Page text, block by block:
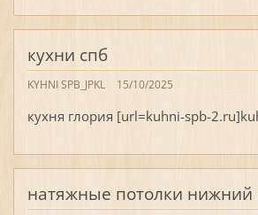
кухни спб
KYHNI SPB_JPKL 15/10/2025
кухня глория [url=kuhni-spb-
натяжные потолки нижний